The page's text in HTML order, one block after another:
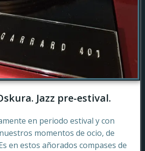
Jazz pre-estival.
en periodo estival y con
momentos de ocio, de
en estos añorados compases de